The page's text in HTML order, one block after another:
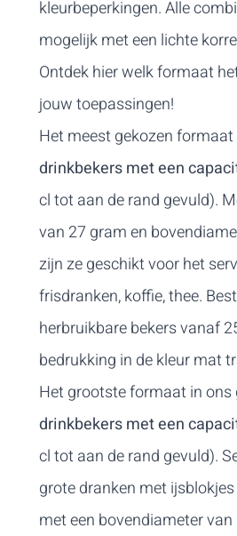
opdruk.
kleurbeperkingen. Alle
mogelijk met een lichte
Ontdek hier welk formaat
jouw toepassingen!
Het meest gekozen
drinkbekers met een
cl tot aan de rand gevuld).
van 27 gram en
zijn ze geschikt voor het
frisdranken, koffie, thee.
herbruikbare bekers vanaf
bedrukking in de kleur mat
Het grootste formaat in
drinkbekers met een
cl tot aan de rand gevuld).
grote dranken met
met een bovendiameter